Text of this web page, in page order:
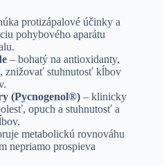
protizápalové účinky a
pohybového aparátu
– bohatý na antioxidanty,
znižovať stuhnutosť kĺbov
(Pycnogenol®) – klinicky
opuch a stuhnutosť a
metabolickú rovnováhu
nepriamo prospieva